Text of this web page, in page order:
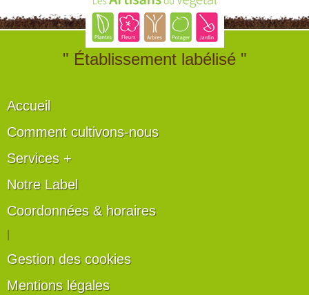
" Établissement labélisé "
Accueil
Comment cultivons-nous
Services +
Notre Label
Coordonnées & horaires
Gestion des cookies
Mentions légales